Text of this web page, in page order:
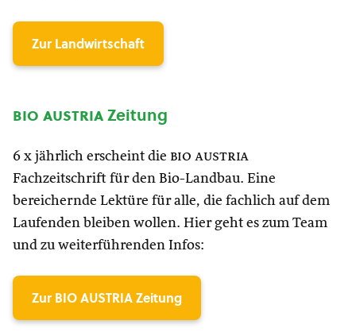
Zur Landwirtschaft
bio austriaZeitung
6 x jährlich erscheint die bio austria
Fachzeitschrift für den Bio-Landbau. Eine
bereichernde Lektüre für alle, die fachlich auf dem
Laufenden bleiben wollen. Hier geht es zum Team
und zu weiterführenden Infos:
Zur BIO AUSTRIA Zeitung